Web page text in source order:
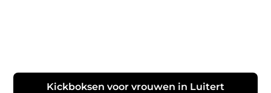
Kickboksen voor vrouwen in Luitert